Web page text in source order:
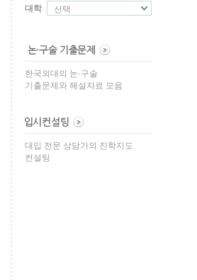
대학 선택
한국외대의 논·구술
기출문제와 해설자료 모음
대입 전문 상담가의 진학지도
컨설팅